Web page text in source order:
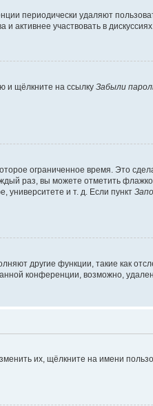
периодически удаляют
участвовать в дискуссиях.
и щёлкните на ссылку Забыли
ограниченное время. Это
раз, вы можете отметить
и т. д. Если пункт
другие функции, такие как
конференции, возможно,
их, щёлкните на имени